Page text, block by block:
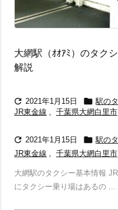
大網駅（ｵｵｱﾐ）のタク
解説
 2021年1月15日  駅の
JR東金線 , 千葉県大網白里市
 2021年1月15日  駅の
JR東金線 , 千葉県大網白里市
大網駅のタクシー基本情報
にタクシー乗り場はあるの ...